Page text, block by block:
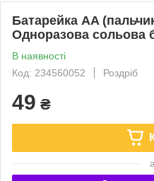
Батарейка AA
Одноразова сольова
В наявності
Код: 234560052
Роздріб
49 ₴